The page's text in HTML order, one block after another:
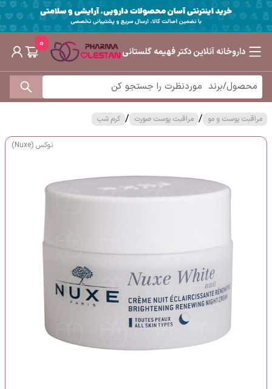
داروخانه آنلاین دکتر فهیمه گلستانی
0
مراقبت پوست و مو / مراقبت پوست صورت / کرم شب
نوکس (Nuxe)